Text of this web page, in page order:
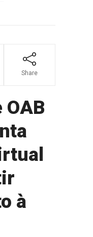
Share
OAB
à